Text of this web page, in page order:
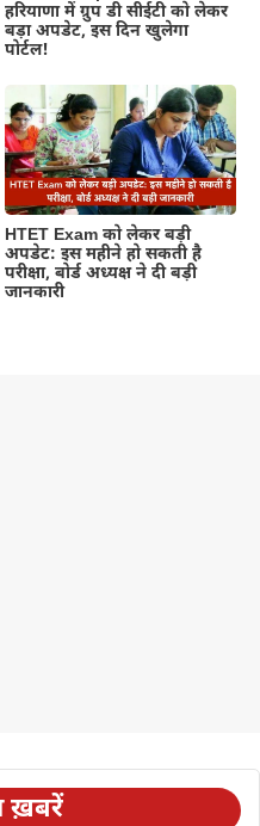
हरियाणा में ग्रुप डी सीईटी को लेकर
बड़ा अपडेट, इस दिन खुलेगा
पोर्टल!
HTET Exam को लेकर बड़ी
अपडेट: इस महीने हो सकती है
परीक्षा, बोर्ड अध्यक्ष ने दी बड़ी
जानकारी
ख़बरें